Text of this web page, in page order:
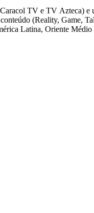
TV e TV Azteca) e
(Reality, Game,
América Latina, Oriente